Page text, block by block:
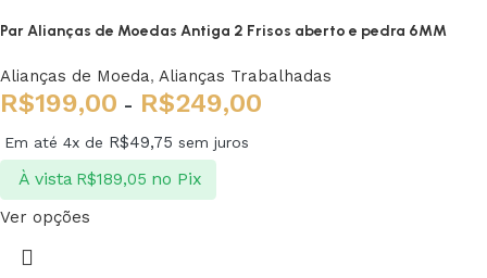
Par Alianças de Moedas Antiga 2 Frisos aberto e pedra 6MM
Alianças de Moeda, Alianças Trabalhadas
R$199,00 - R$249,00
Em até 4x de R$49,75 sem juros
À vista R$189,05 no Pix
Ver opções